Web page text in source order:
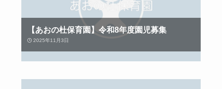
【あおの杜保育園】令和8年度園児募集
2025年11月3日